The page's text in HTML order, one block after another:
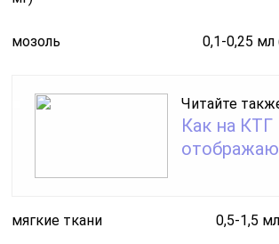
мозоль 0,1-0,25 мл (0,4
Читайте
Как на КТГ
мягкие ткани 0,5-1,5 мл